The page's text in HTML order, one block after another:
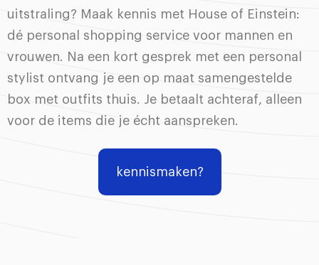
uitstraling? Maak kennis met House of Einstein:
dé personal shopping service voor mannen en
vrouwen. Na een kort gesprek met een personal
stylist ontvang je een op maat samengestelde
box met outfits thuis. Je betaalt achteraf, alleen
voor de items die je écht aanspreken.
kennismaken?